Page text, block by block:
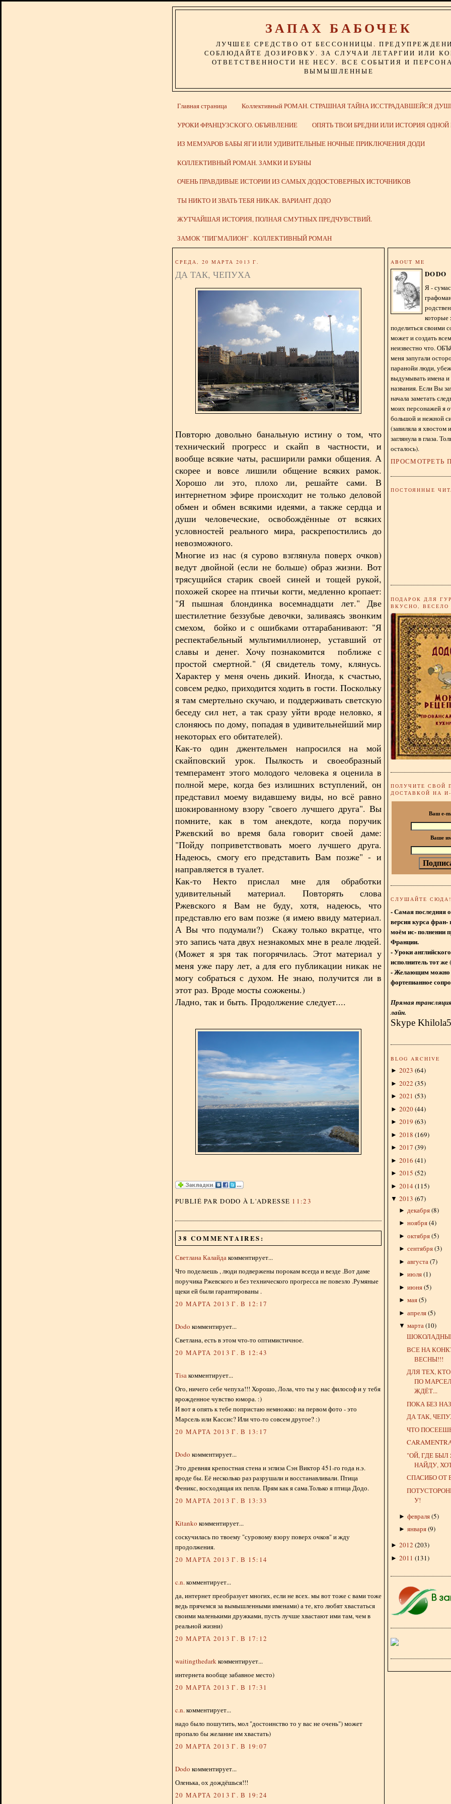
ЗАПАХ БАБОЧЕК
ЛУЧШЕЕ СРЕДСТВО ОТ БЕССОННИЦЫ.
СОБЛЮДАЙТЕ ДОЗИРОВКУ. ЗА СЛУЧАИ ЛЕТАРГИИ ИЛИ
ОТВЕТСТВЕННОСТИ НЕ НЕСУ. ВСЕ СОБЫТИЯ И
ВЫМЫШЛЕННЫЕ
Главная страница Коллективный РОМАН. СТРАШНАЯ ТАЙНА ИССТРАДАВШЕЙСЯ
УРОКИ ФРАНЦУЗСКОГО. ОБЪЯВЛЕНИЕ ОПЯТЬ ТВОИ БРЕДНИ ИЛИ ИСТОРИЯ
ИЗ МЕМУАРОВ БАБЫ ЯГИ ИЛИ УДИВИТЕЛЬНЫЕ НОЧНЫЕ ПРИКЛЮЧЕНИЯ ДОДИ
КОЛЛЕКТИВНЫЙ РОМАН. ЗАМКИ И БУБНЫ
ОЧЕНЬ ПРАВДИВЫЕ ИСТОРИИ ИЗ САМЫХ ДОДОСТОВЕРНЫХ ИСТОЧНИКОВ
ТЫ НИКТО И ЗВАТЬ ТЕБЯ НИКАК. ВАРИАНТ ДОДО
ЖУТЧАЙШАЯ ИСТОРИЯ, ПОЛНАЯ СМУТНЫХ ПРЕДЧУВСТВИЙ.
ЗАМОК "ПИГМАЛИОН" . КОЛЛЕКТИВНЫЙ РОМАН
СРЕДА, 20 МАРТА 2013 Г.
ДА ТАК, ЧЕПУХА
Повторю довольно банальную истину о том, что
технический прогресс и скайп в частности, и
вообще всякие чаты, расширили рамки общения. А
скорее и вовсе лишили общение всяких рамок.
Хорошо ли это, плохо ли, решайте сами. В
интернетном эфире происходит не только деловой
обмен и обмен всякими идеями, а также сердца и
души человеческие, освобождённые от всяких
условностей реального мира, раскрепостились до
невозможного.
Многие из нас (я сурово взглянула поверх очков)
ведут двойной (если не больше) образ жизни. Вот
трясущийся старик своей синей и тощей рукой,
похожей скорее на птичьи когти, медленно кропает:
"Я пышная блондинка восемнадцати лет." Две
шестилетние беззубые девочки, заливаясь звонким
смехом, бойко и с ошибками оттарабанивают: "Я
респектабельный мультимиллионер, уставший от
славы и денег. Хочу познакомится поближе с
простой смертной." (Я свидетель тому, клянусь.
Характер у меня очень дикий. Иногда, к счастью,
совсем редко, приходится ходить в гости. Поскольку
я там смертельно скучаю, и поддерживать светскую
беседу сил нет, а так сразу уйти вроде неловко, я
слоняюсь по дому, попадая в удивительнейший мир
некоторых его обитателей).
Как-то один джентельмен напросился на мой
скайповский урок. Пылкость и своеобразный
темперамент этого молодого человека я оценила в
полной мере, когда без излишних вступлений, он
представил моему видавшему виды, но всё равно
шокированному взору "своего лучшего друга". Вы
помните, как в том анекдоте, когда поручик
Ржевский во время бала говорит своей даме:
"Пойду поприветствовать моего лучшего друга.
Надеюсь, смогу его представить Вам позже" - и
направляется в туалет.
Как-то Некто прислал мне для обработки
удивительный материал. Повторять слова
Ржевского я Вам не буду, хотя, надеюсь, что
представлю его вам позже (я имею ввиду материал.
А Вы что подумали?) Скажу только вкратце, что
это запись чата двух незнакомых мне в реале людей.
(Может я зря так погорячилась. Этот материал у
меня уже пару лет, а для его публикации никак не
могу собраться с духом. Не знаю, получится ли в
этот раз. Вроде мосты сожжены.)
Ладно, так и быть. Продолжение следует....
PUBLIÉ PAR DODO À L'ADRESSE 11:23
38 COMMENTAIRES:
Светлана Калайдакомментирует...
Что поделаешь , люди подвержены порокам всегда и везде .Вот даме
поручика Ржевского и без технического прогресса не повезло .Румяные
щеки ей были гарантированы .
20 МАРТА 2013 Г. В 12:17
Dodo комментирует...
Светлана, есть в этом что-то оптимистичное.
20 МАРТА 2013 Г. В 12:43
Tisaкомментирует...
Ого, ничего себе чепуха!!! Хорошо, Лола, что ты у нас философ и у тебя
врожденное чувство юмора. :)
И вот я опять к тебе попристаю немножко: на первом фото - это
Марсель или Кассис? Или что-то совсем другое? :)
20 МАРТА 2013 Г. В 13:17
Dodo комментирует...
Это древняя крепостная стена и эглиза Сэн Виктор 451-го года н.э.
вроде бы. Её несколько раз разрушали и восстанавливали. Птица
Феникс, восходящая их пепла. Прям как я сама.Только я птица Додо.
20 МАРТА 2013 Г. В 13:33
Kitanko комментирует...
соскучилась по твоему "суровому взору поверх очков" и жду
продолжения.
20 МАРТА 2013 Г. В 15:14
c.n.комментирует...
да, интернет преобразует многих, если не всех. мы вот тоже с вами тоже
ведь прячемся за вымышленными именами) а те, кто любят хвастаться
своими маленькими дружками, пусть лучше хвастают ими там, чем в
реальной жизни)
20 МАРТА 2013 Г. В 17:12
waitingthedarkкомментирует...
интернета вообще забавное место)
20 МАРТА 2013 Г. В 17:31
c.n.комментирует...
надо было пошутить, мол "достоинство то у вас не очень") может
пропало бы желание им хвастать)
20 МАРТА 2013 Г. В 19:07
Dodo комментирует...
Оленька, ох дождёшься!!!
20 МАРТА 2013 Г. В 19:24
ABOUT ME
DODO
Я -
которые
поделиться своими
может и создать
неизвестно что.
меня запугали
паранойи люди,
выдумывать имена и
названия. Если Вы
начала заметать
моих персонажей я
большой и нежной
(завиляла я хвостом
заглянула в глаза.
осталось).
ПРОСМОТРЕТЬ
ПОСТОЯННЫЕ
ПОДАРОК ДЛЯ
ВКУСНО, ВЕСЕЛО
ПОЛУЧИТЕ СВОЙ
ДОСТАВКОЙ НА
Ваш e-
Ваше
СЛУШАЙТЕ СЮДА!
- Самая последняя
версия курса фран-
моём ис- полнении
Франции.
- Уроки
исполнитель тот
- Желающим можно
фортепианное
Прямая
лайн.
Skype Khilola5
BLOG ARCHIVE
► 2023 (64)
► 2022 (35)
► 2021 (53)
► 2020(44)
► 2019 (63)
► 2018 (169)
► 2017 (39)
► 2016 (41)
► 2015 (52)
► 2014 (115)
▼ 2013 (67)
► декабря(8)
► ноября(4)
► октября(5)
► сентября(3)
► августа (7)
► июля(1)
► июня(5)
► мая(5)
► апреля(5)
▼ марта(10)
ВСЕ НА
ВЕСНЫ!!!
ДЛЯ ТЕХ,
ПО
ЖДЁТ...
ПОКА БЕЗ
ДА ТАК,
ЧТО
"ОЙ, ГДЕ БЫЛ
НАЙДУ,
СПАСИБО ОТ
У!
► февраля(5)
► января(9)
► 2012 (203)
► 2011 (131)